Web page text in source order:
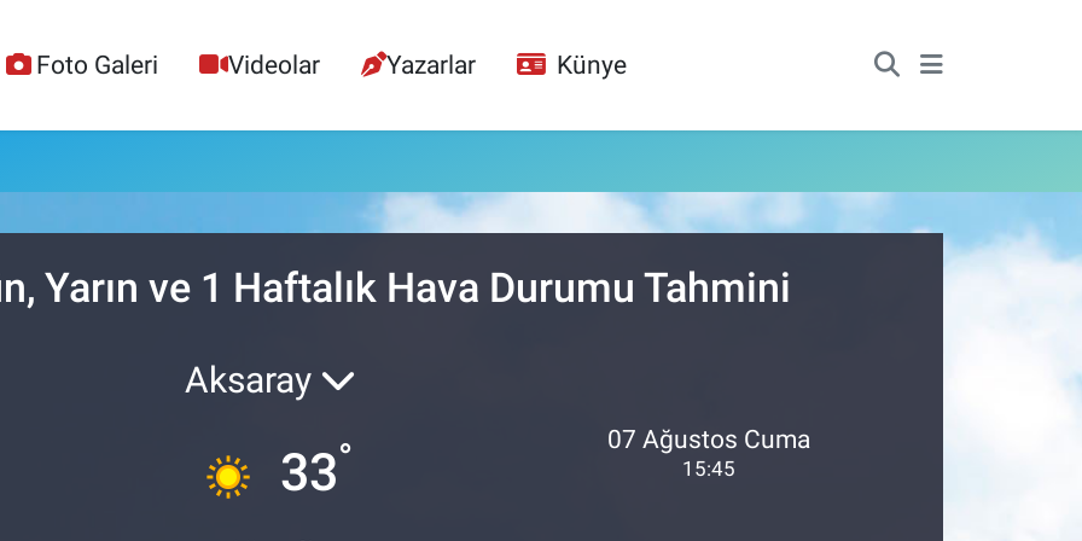
Foto Galeri Videolar Yazarlar Künye
Yarın ve 1 Haftalık Hava Durumu Tahmini
Aksaray
33° 07 Ağustos Cuma
15:45